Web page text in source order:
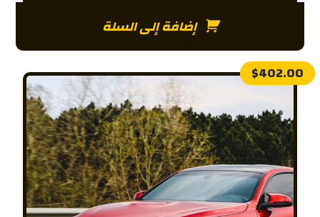
إضافة إلى السلة
$402.00